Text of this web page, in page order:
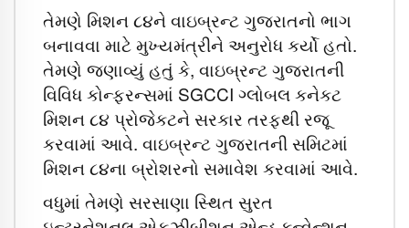
તેમણે મિશન ૮૪ને વાઇબ્રન્ટ ગુજરાતનો ભાગ
બનાવવા માટે મુખ્યમંત્રીને અનુરોધ કર્યો હતો.
તેમણે જણાવ્યું હતું કે, વાઇબ્રન્ટ ગુજરાતની
વિવિધ કોન્ફરન્સમાં SGCCI ગ્લોબલ કનેકટ
મિશન ૮૪ પ્રોજેકટને સરકાર તરફથી રજૂ
કરવામાં આવે. વાઇબ્રન્ટ ગુજરાતની સમિટમાં
મિશન ૮૪ના બ્રોશરનો સમાવેશ કરવામાં આવે.
વધુમાં તેમણે સરસાણા સ્થિત સુરત